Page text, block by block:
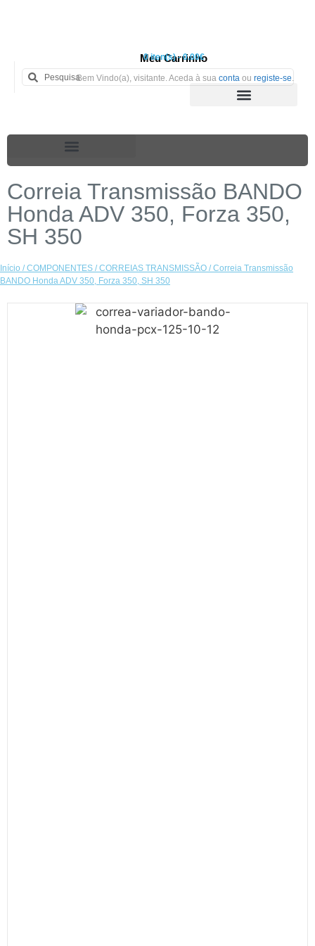
Meu Carrinho
0 iten(s) - 0.00€
Bem Vindo(a), visitante. Aceda à sua conta ou registe-se.
Correia Transmissão BANDO
Honda ADV 350, Forza 350,
SH 350
Início /COMPONENTES /CORREIAS TRANSMISSÃO / Correia Transmissão
BANDO Honda ADV 350, Forza 350, SH 350